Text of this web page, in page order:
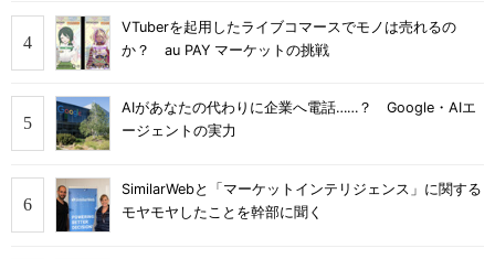
VTuberを起用したライブコマースでモノは売れるの
か？ au PAY マーケットの挑戦
AIがあなたの代わりに企業へ電話……？ Google・AIエ
ージェントの実力
SimilarWebと「マーケットインテリジェンス」に関する
モヤモヤしたことを幹部に聞く